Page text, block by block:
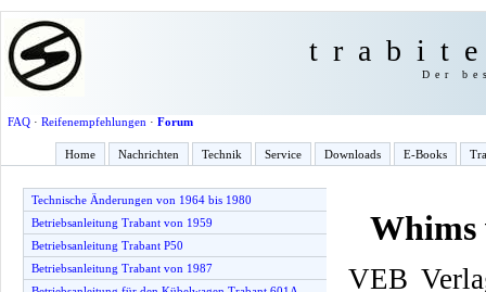
Der
FAQ· Reifenempfehlungen · Forum
Home Nachrichten Technik Service Downloads E-Books
Technische Änderungen von 1964 bis 1980
Betriebsanleitung Trabant von 1959
Betriebsanleitung Trabant P50
Betriebsanleitung Trabant von 1987
Whims
VEB